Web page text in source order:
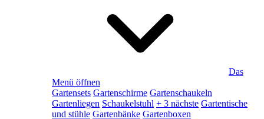
Das
Menü öffnen
Gartensets Gartenschirme Gartenschaukeln
Gartenliegen Schaukelstuhl + 3 nächste Gartentische
und stühle Gartenbänke Gartenboxen